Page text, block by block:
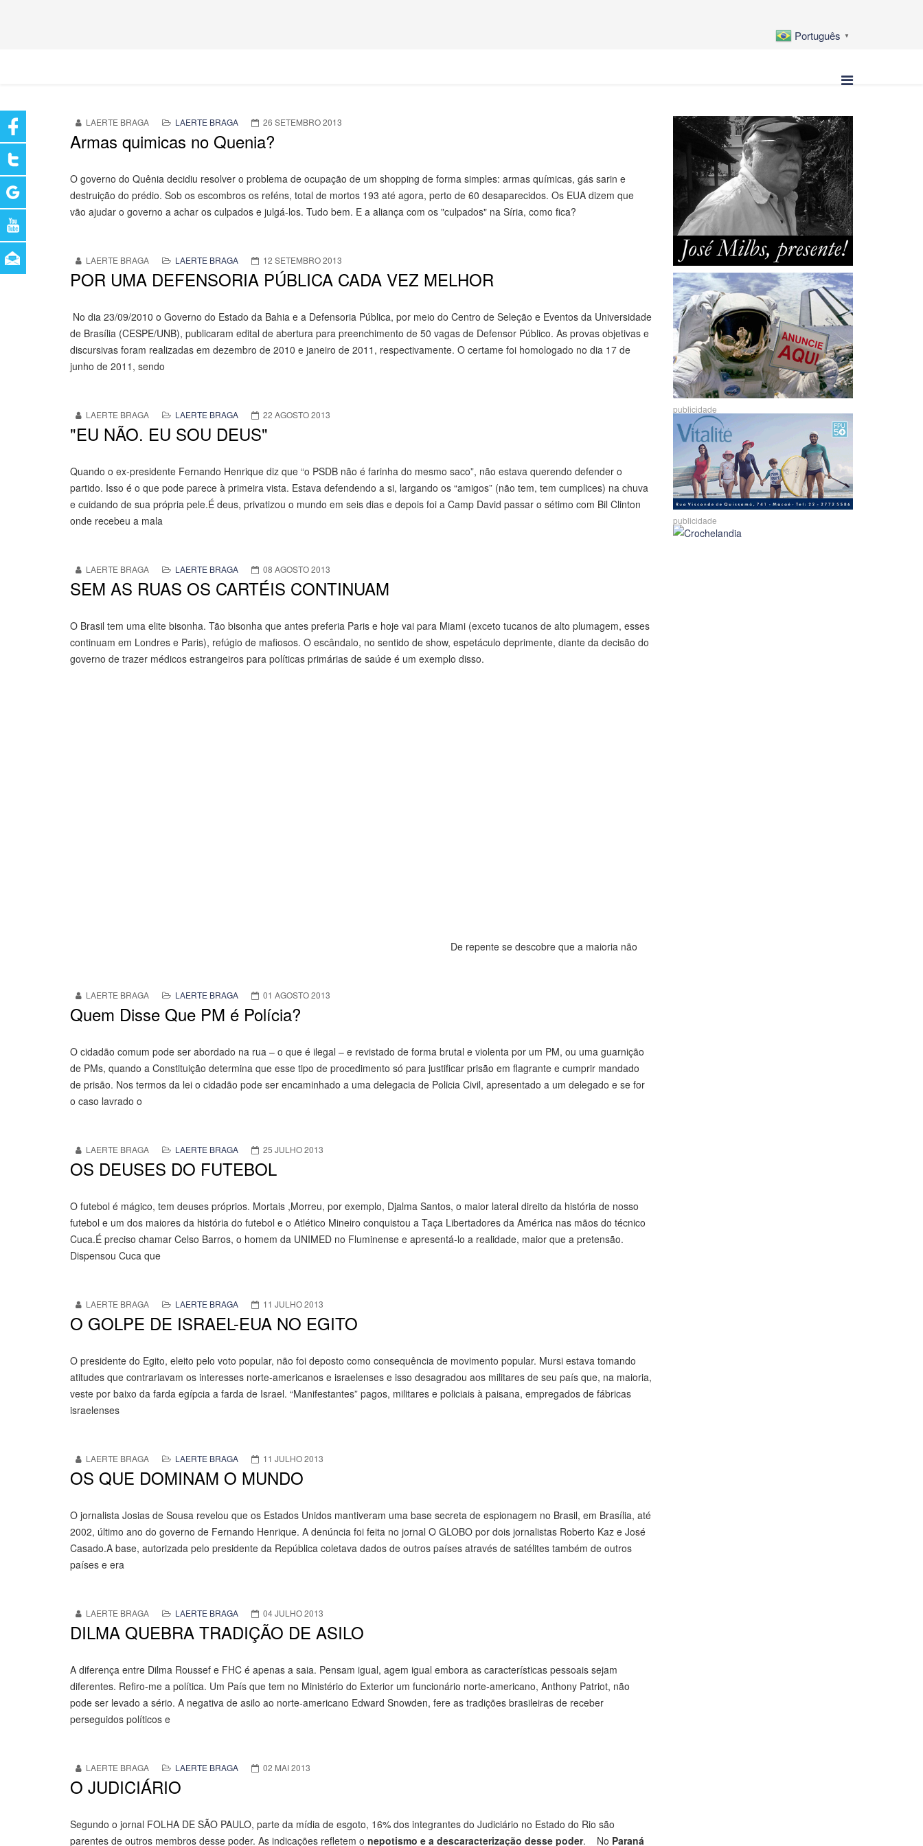
Português ▼
LAERTE BRAGA LAERTE BRAGA 26 SETEMBRO 2013
Armas quimicas no Quenia?
O governo do Quênia decidiu resolver o problema de ocupação de um shopping de forma simples: armas químicas, gás sarin e
destruição do prédio. Sob os escombros os reféns, total de mortos 193 até agora, perto de 60 desaparecidos. Os EUA dizem que
vão ajudar o governo a achar os culpados e julgá-los. Tudo bem. E a aliança com os "culpados" na Síria, como fica?
LAERTE BRAGA LAERTE BRAGA 12 SETEMBRO 2013
POR UMA DEFENSORIA PÚBLICA CADA VEZ MELHOR
No dia 23/09/2010 o Governo do Estado da Bahia e a Defensoria Pública, por meio do Centro de Seleção e Eventos da Universidade
de Brasília (CESPE/UNB), publicaram edital de abertura para preenchimento de 50 vagas de Defensor Público. As provas objetivas e
discursivas foram realizadas em dezembro de 2010 e janeiro de 2011, respectivamente. O certame foi homologado no dia 17 de
junho de 2011, sendo
LAERTE BRAGA LAERTE BRAGA 22 AGOSTO 2013
"EU NÃO. EU SOU DEUS"
Quando o ex-presidente Fernando Henrique diz que “o PSDB não é farinha do mesmo saco”, não estava querendo defender o
partido. Isso é o que pode parece à primeira vista. Estava defendendo a si, largando os “amigos” (não tem, tem cumplices) na chuva
e cuidando de sua própria pele.É deus, privatizou o mundo em seis dias e depois foi a Camp David passar o sétimo com Bil Clinton
onde recebeu a mala
LAERTE BRAGA LAERTE BRAGA 08 AGOSTO 2013
SEM AS RUAS OS CARTÉIS CONTINUAM
O Brasil tem uma elite bisonha. Tão bisonha que antes preferia Paris e hoje vai para Miami (exceto tucanos de alto plumagem, esses
continuam em Londres e Paris), refúgio de mafiosos. O escândalo, no sentido de show, espetáculo deprimente, diante da decisão do
governo de trazer médicos estrangeiros para políticas primárias de saúde é um exemplo disso.
De repente se descobre que a maioria não
LAERTE BRAGA LAERTE BRAGA 01 AGOSTO 2013
Quem Disse Que PM é Polícia?
O cidadão comum pode ser abordado na rua – o que é ilegal – e revistado de forma brutal e violenta por um PM, ou uma guarnição
de PMs, quando a Constituição determina que esse tipo de procedimento só para justificar prisão em flagrante e cumprir mandado
de prisão. Nos termos da lei o cidadão pode ser encaminhado a uma delegacia de Policia Civil, apresentado a um delegado e se for
o caso lavrado o
LAERTE BRAGA LAERTE BRAGA 25 JULHO 2013
OS DEUSES DO FUTEBOL
O futebol é mágico, tem deuses próprios. Mortais ,Morreu, por exemplo, Djalma Santos, o maior lateral direito da história de nosso
futebol e um dos maiores da história do futebol e o Atlético Mineiro conquistou a Taça Libertadores da América nas mãos do técnico
Cuca.É preciso chamar Celso Barros, o homem da UNIMED no Fluminense e apresentá-lo a realidade, maior que a pretensão.
Dispensou Cuca que
LAERTE BRAGA LAERTE BRAGA 11 JULHO 2013
O GOLPE DE ISRAEL-EUA NO EGITO
O presidente do Egito, eleito pelo voto popular, não foi deposto como consequência de movimento popular. Mursi estava tomando
atitudes que contrariavam os interesses norte-americanos e israelenses e isso desagradou aos militares de seu país que, na maioria,
veste por baixo da farda egípcia a farda de Israel. “Manifestantes” pagos, militares e policiais à paisana, empregados de fábricas
israelenses
LAERTE BRAGA LAERTE BRAGA 11 JULHO 2013
OS QUE DOMINAM O MUNDO
O jornalista Josias de Sousa revelou que os Estados Unidos mantiveram uma base secreta de espionagem no Brasil, em Brasília, até
2002, último ano do governo de Fernando Henrique. A denúncia foi feita no jornal O GLOBO por dois jornalistas Roberto Kaz e José
Casado.A base, autorizada pelo presidente da República coletava dados de outros países através de satélites também de outros
países e era
LAERTE BRAGA LAERTE BRAGA 04 JULHO 2013
DILMA QUEBRA TRADIÇÃO DE ASILO
A diferença entre Dilma Roussef e FHC é apenas a saia. Pensam igual, agem igual embora as características pessoais sejam
diferentes. Refiro-me a política. Um País que tem no Ministério do Exterior um funcionário norte-americano, Anthony Patriot, não
pode ser levado a sério. A negativa de asilo ao norte-americano Edward Snowden, fere as tradições brasileiras de receber
perseguidos políticos e
LAERTE BRAGA LAERTE BRAGA 02 MAI 2013
O JUDICIÁRIO
Segundo o jornal FOLHA DE SÃO PAULO, parte da mídia de esgoto, 16% dos integrantes do Judiciário no Estado do Rio são
parentes de outros membros desse poder. As indicações refletem o nepotismo e a descaracterização desse poder. No Paraná
publicidade
publicidade